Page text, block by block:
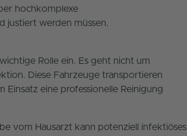
hochkomplexe
justiert werden müssen.
Rolle ein. Es geht nicht um
Diese Fahrzeuge transportieren
Einsatz eine professionelle Reinigung
vom Hausarzt kann potenziell infektiöses